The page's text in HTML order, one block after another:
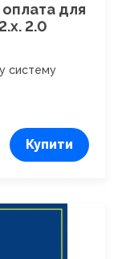
для
2.0
систему
Купити